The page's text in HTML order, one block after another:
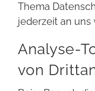
Thema
jederzeit an uns
Analyse-
von